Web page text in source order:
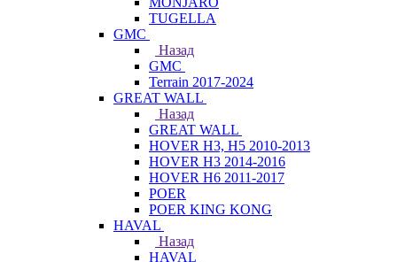
TUGELLA
GMC
Назад
GMC
Terrain 2017-2024
GREAT WALL
Назад
GREAT WALL
HOVER H3, H5 2010-2013
HOVER H3 2014-2016
HOVER H6 2011-2017
POER
POER KING KONG
HAVAL
Назад
HAVAL